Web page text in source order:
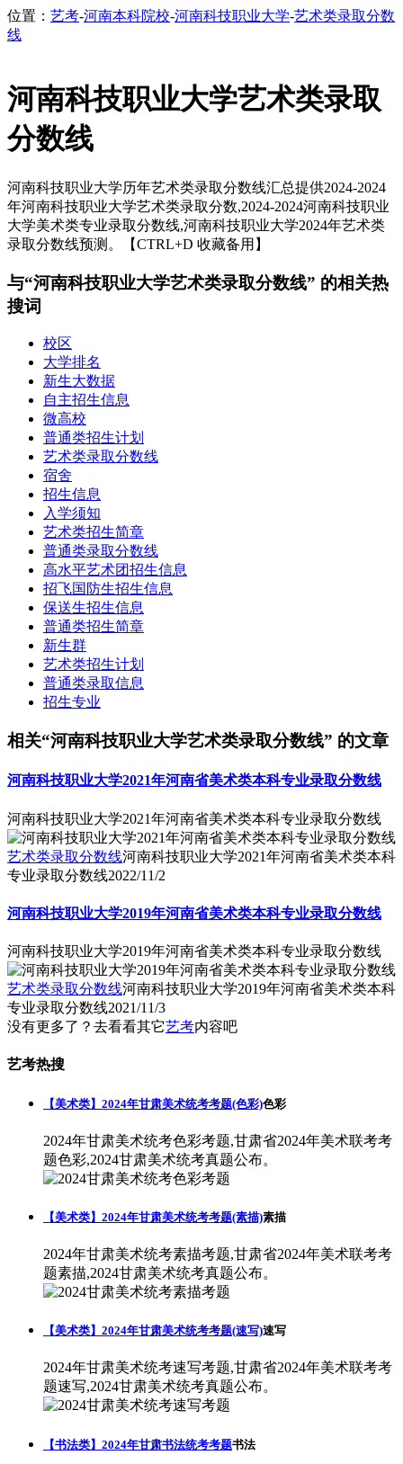
位置： 艺考-河南本科院校-河南科技职业大学-艺术类录取分数
线
河南科技职业大学艺术类录取
分数线
河南科技职业大学历年艺术类录取分数线汇总提供2024-2024
年河南科技职业大学艺术类录取分数,2024-2024河南科技职业
大学美术类专业录取分数线,河南科技职业大学2024年艺术类
录取分数线预测。【CTRL+D 收藏备用】
与“河南科技职业大学艺术类录取分数线” 的相关热
搜词
校区
大学排名
新生大数据
自主招生信息
微高校
普通类招生计划
艺术类录取分数线
宿舍
招生信息
入学须知
艺术类招生简章
普通类录取分数线
高水平艺术团招生信息
招飞国防生招生信息
保送生招生信息
普通类招生简章
新生群
艺术类招生计划
普通类录取信息
招生专业
相关“河南科技职业大学艺术类录取分数线” 的文章
河南科技职业大学2021年河南省美术类本科专业录取分数线
河南科技职业大学2021年河南省美术类本科专业录取分数线
艺术类录取分数线河南科技职业大学2021年河南省美术类本科
专业录取分数线2022/11/2
河南科技职业大学2019年河南省美术类本科专业录取分数线
河南科技职业大学2019年河南省美术类本科专业录取分数线
艺术类录取分数线河南科技职业大学2019年河南省美术类本科
专业录取分数线2021/11/3
没有更多了？去看看其它艺考内容吧
艺考热搜
【美术类】2024年甘肃美术统考考题(色彩)色彩
2024年甘肃美术统考色彩考题,甘肃省2024年美术联考考
题色彩,2024甘肃美术统考真题公布。
【美术类】2024年甘肃美术统考考题(素描)素描
2024年甘肃美术统考素描考题,甘肃省2024年美术联考考
题素描,2024甘肃美术统考真题公布。
【美术类】2024年甘肃美术统考考题(速写)速写
2024年甘肃美术统考速写考题,甘肃省2024年美术联考考
题速写,2024甘肃美术统考真题公布。
【书法类】2024年甘肃书法统考考题书法